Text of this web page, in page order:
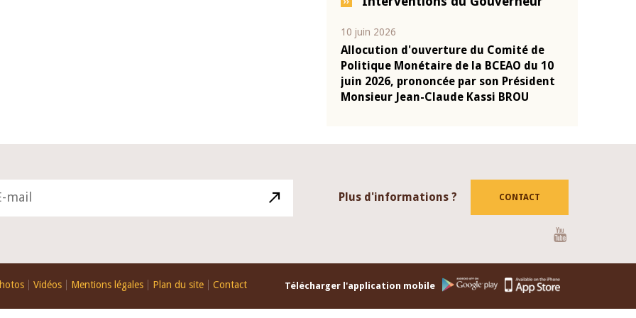
Politique Monétaire de la BCEAO du 10
juin 2026, prononcée par son Président
04 mars 2026
Allocution d'ouverture du Comité de
Politique Monétaire de la BCEAO du 4
mars 2026, prononcée par son Président
Monsieur Jean-Claude Kassi BROU
Plus d'informations ? CONTACT
Vidéos Mentions légales Plan du site Contact Télécharger l'application mobile